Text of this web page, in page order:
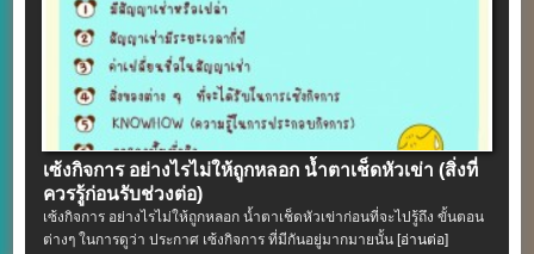
เซ้งกิจการ อย่างไรไม่ให้ถูกหลอก น้ำตาเช็ดหัวเข่า (สิ่งที่
ควรรู้ก่อนรับช่วงต่อ)
เซ้งกิจการ อย่างไรไม่ให้ถูกหลอก น้ำตาเช็ดหัวเข่าก่อนที่จะไปรู้ถึง ขั้นตอน
ต่างๆ ในการดูว่า ประกาศ เซ้งกิจการ ที่มีกันอยู่มากมายนั้น[อ่านต่อ]